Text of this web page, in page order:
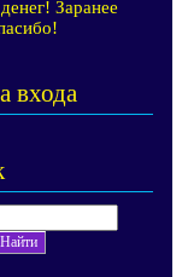
Заранее
входа